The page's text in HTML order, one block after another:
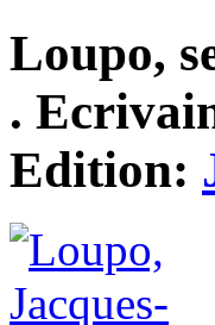
Loupo,
.
Edition: